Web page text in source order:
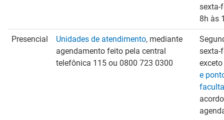
sexta-
8h às
Presencial Unidades de atendimento, mediante
agendamento feito pela central
telefônica 115 ou 0800 723 0300
sexta-
exceto
e